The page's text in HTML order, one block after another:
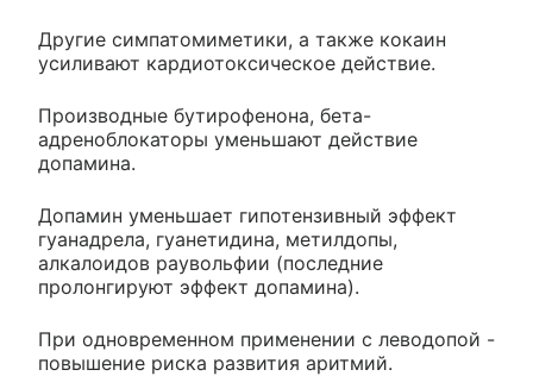
Другие симпатомиметики, а также кокаин
усиливают кардиотоксическое действие.
Производные бутирофенона, бета-
адреноблокаторы уменьшают действие
допамина.
Допамин уменьшает гипотензивный эффект
гуанадрела, гуанетидина, метилдопы,
алкалоидов раувольфии (последние
пролонгируют эффект допамина).
При одновременном применении с леводопой -
повышение риска развития аритмий.